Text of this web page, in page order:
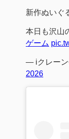
新作ぬいぐ
本日も沢山
ゲーム
— iクレーン
2026